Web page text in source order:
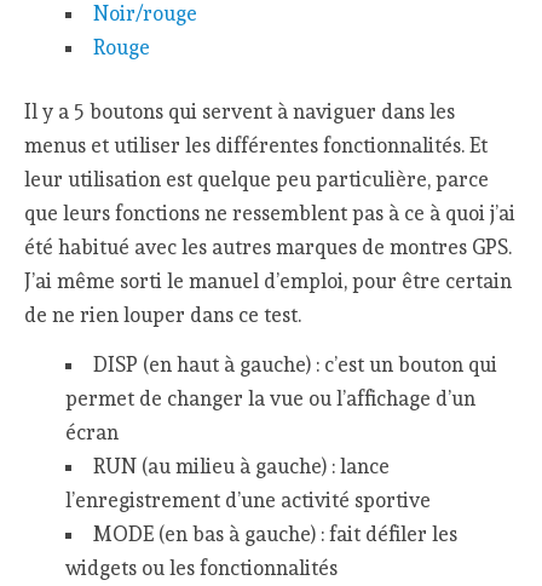
Noir/rouge
Rouge
Il y a 5 boutons qui servent à naviguer dans les
menus et utiliser les différentes fonctionnalités. Et
leur utilisation est quelque peu particulière, parce
que leurs fonctions ne ressemblent pas à ce à quoi j’ai
été habitué avec les autres marques de montres GPS.
J’ai même sorti le manuel d’emploi, pour être certain
de ne rien louper dans ce test.
DISP (en haut à gauche) : c’est un bouton qui
permet de changer la vue ou l’affichage d’un
écran
RUN (au milieu à gauche) : lance
l’enregistrement d’une activité sportive
MODE (en bas à gauche) : fait défiler les
widgets ou les fonctionnalités